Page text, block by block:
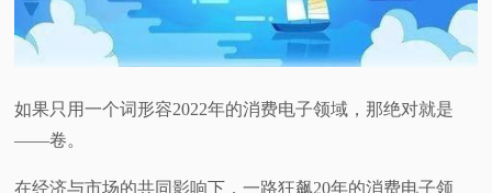
测
如果只用一个词形容2022年的消费电子领域，那绝对就是
——卷。
在经济与市场的共同影响下，一路狂飙20年的消费电子领